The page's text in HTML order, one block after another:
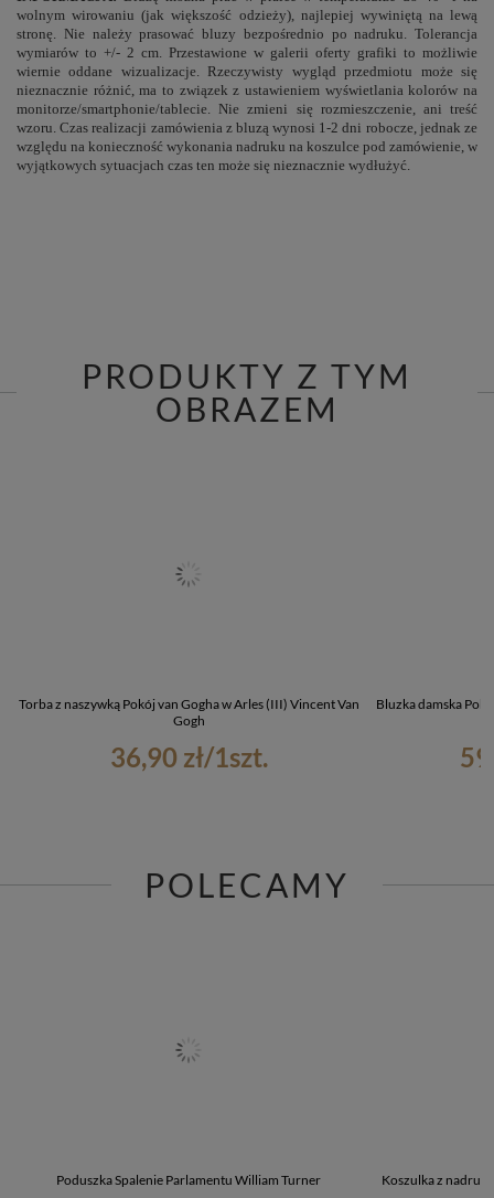
wolnym wirowaniu (jak większość odzieży), najlepiej wywiniętą na lewą
stronę. Nie należy prasować bluzy bezpośrednio po nadruku. Tolerancja
wymiarów to +/- 2 cm. Przestawione w galerii oferty grafiki to możliwie
wiernie oddane wizualizacje. Rzeczywisty wygląd przedmiotu może się
nieznacznie różnić, ma to związek z ustawieniem wyświetlania kolorów na
monitorze/smartphonie/tablecie. Nie zmieni się rozmieszczenie, ani treść
wzoru. Czas realizacji zamówienia z bluzą wynosi 1-2 dni robocze, jednak ze
względu na konieczność wykonania nadruku na koszulce pod zamówienie, w
wyjątkowych sytuacjach czas ten może się nieznacznie wydłużyć.
PRODUKTY Z TYM
OBRAZEM
Torba z naszywką Pokój van Gogha w Arles (III) Vincent Van
Gogh
36,90 zł/1szt.
Bluzka damska
POLECAMY
Poduszka Spalenie Parlamentu William Turner Koszulka z